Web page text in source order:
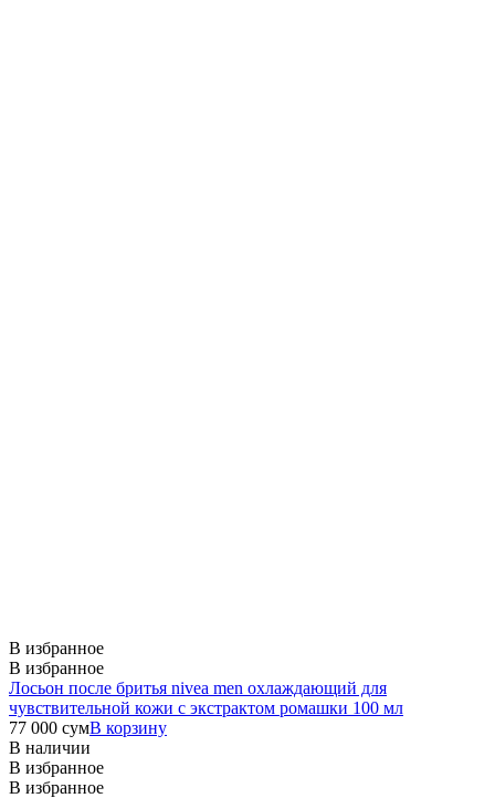
В избранное
В избранное
Лосьон после бритья nivea men охлаждающий для
чувствительной кожи с экстрактом ромашки 100 мл
77 000 сумВ корзину
В наличии
В избранное
В избранное